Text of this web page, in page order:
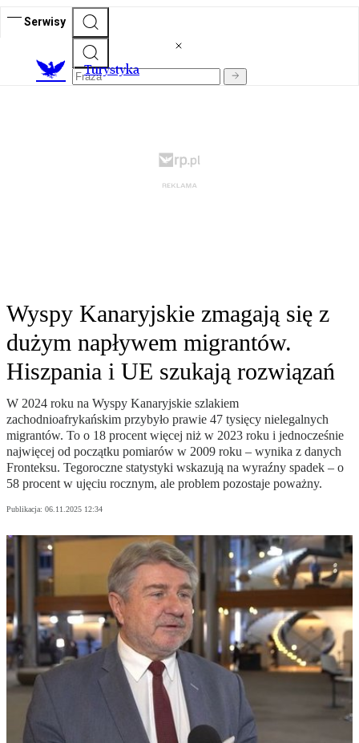
Serwisy
Turystyka
Wyspy Kanaryjskie zmagają się z
dużym napływem migrantów.
Hiszpania i UE szukają rozwiązań
W 2024 roku na Wyspy Kanaryjskie szlakiem
zachodnioafrykańskim przybyło prawie 47 tysięcy nielegalnych
migrantów. To o 18 procent więcej niż w 2023 roku i jednocześnie
najwięcej od początku pomiarów w 2009 roku – wynika z danych
Fronteksu. Tegoroczne statystyki wskazują na wyraźny spadek – o
58 procent w ujęciu rocznym, ale problem pozostaje poważny.
Publikacja: 06.11.2025 12:34